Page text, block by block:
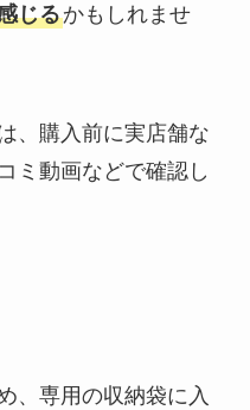
じるかもしれませ
、購入前に実店舗な
ミ動画などで確認し
、専用の収納袋に入